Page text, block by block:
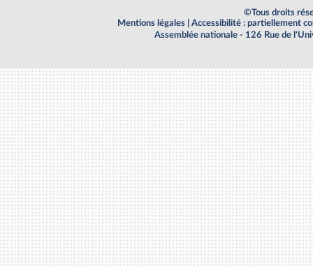
©Tous droits
Mentions légales
Accessibilité : partiellement
Assemblée nationale - 126 Rue de